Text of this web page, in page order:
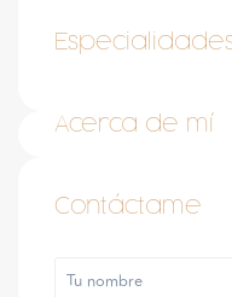
Acerca de mí
Contáctame